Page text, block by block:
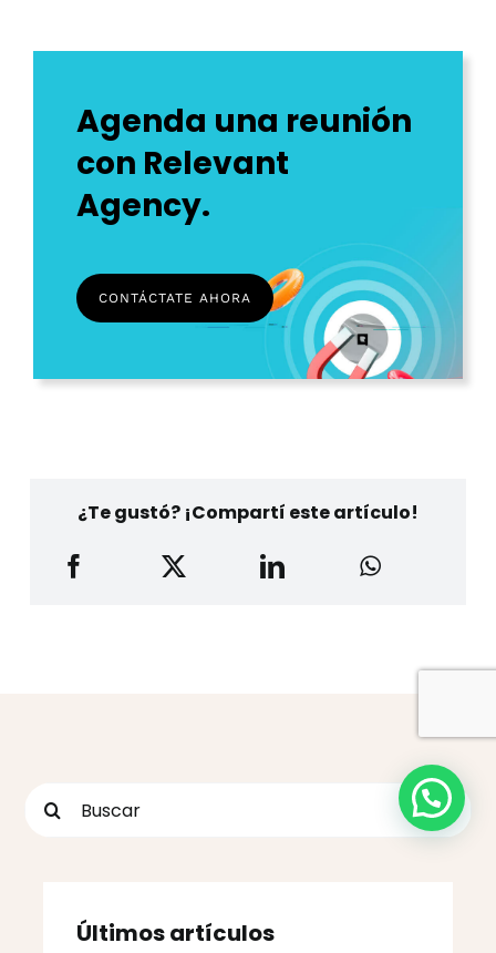
Agenda una reunión
con Relevant
Agency.
CONTÁCTATE AHORA
¿Te gustó? ¡Compartí este artículo!
Últimos artículos